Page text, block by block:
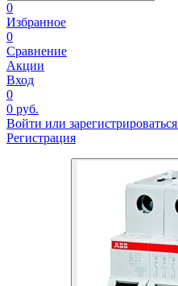
0
Избранное
0
Сравнение
Акции
Вход
0
0 руб.
Войти или зарегистрироваться
Регистрация